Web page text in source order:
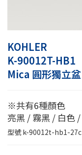
KOHLER
K-90012T-HB1
Mica 圓形獨立
※共有6種顏色
亮黑 / 霧黑 / 白色
型號k-90012t-hb1-27c